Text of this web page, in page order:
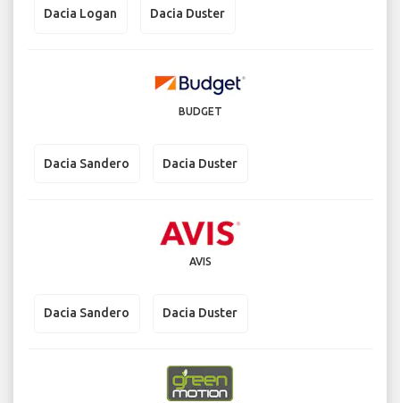
Dacia Logan Dacia Duster
BUDGET
Dacia Sandero Dacia Duster
AVIS
Dacia Sandero Dacia Duster